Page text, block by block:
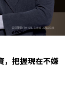
，把握現在不嫌